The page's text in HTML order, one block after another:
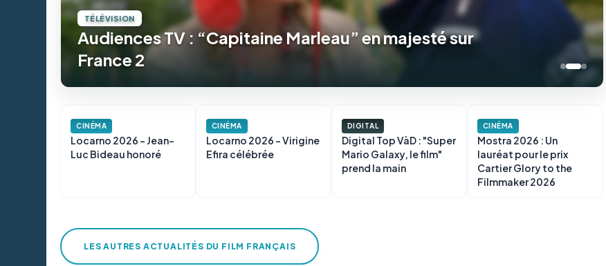
Marleau” en majesté sur
Angoulême 2026 - Nathalie Baye à l'honneur
CINÉMA
Locarno 2026 - Jean-
Luc Bideau honoré
CINÉMA
Locarno 2026 - Virigine
Efira célébrée
DIGITAL
Digital Top VàD : "Super
Mario Galaxy, le film"
prend la main
CINÉMA
Mostra 2026 : Un
lauréat pour le prix
Cartier Glory to the
Filmmaker 2026
LES AUTRES ACTUALITÉS DU FILM FRANÇAIS